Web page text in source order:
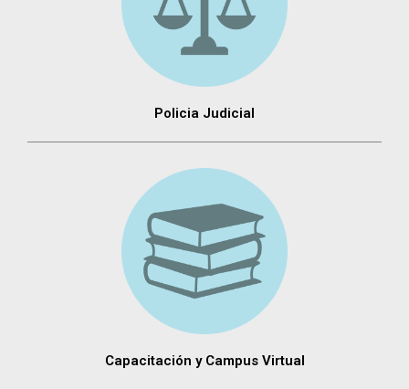
Policia Judicial
Capacitación y Campus Virtual